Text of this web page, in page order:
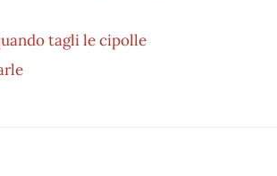
tagli le cipolle